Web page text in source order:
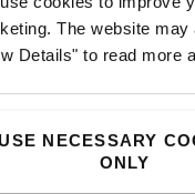
The website
Details" to read more
USE NECESSARY
ONLY
ENGAGEMENT